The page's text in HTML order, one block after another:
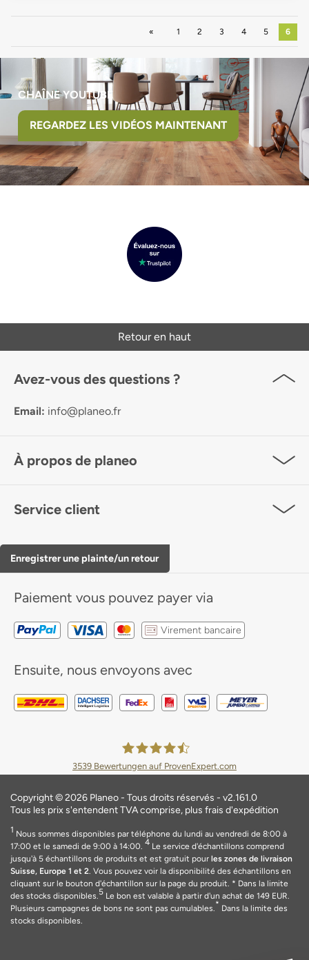
Précédent
1 2 3 4 5 6
CHAÎNE YOUTUBE
REGARDEZ LES VIDÉOS MAINTENANT
Retour en haut
Avez-vous des questions ?
Email: info@planeo.fr
À propos de planeo
Service client
Enregistrer une plainte/un retour
Paiement vous pouvez payer via
Virement bancaire
Ensuite, nous envoyons avec
3539 Bewertungen auf ProvenExpert.com
Copyright © 2026 Planeo - Tous droits réservés - v2.161.0
Tous les prix s'entendent TVA comprise, plus frais d'expédition
1 Nous sommes disponibles par téléphone du lundi au vendredi de 8:00 à
17:00 et le samedi de 9:00 à 14:00. 4 Le service d'échantillons comprend
jusqu'à 5 échantillons de produits et est gratuit pour les zones de livraison
Suisse, Europe 1 et 2. Vous pouvez voir la disponibilité des échantillons en
cliquant sur le bouton d'échantillon sur la page du produit. * Dans la limite
des stocks disponibles.5 Le bon est valable à partir d'un achat de 149 EUR.
Plusieurs campagnes de bons ne sont pas cumulables.* Dans la limite des
stocks disponibles.